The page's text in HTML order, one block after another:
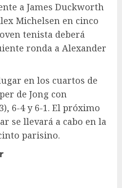
a James Duckworth
Michelsen en cinco
tenista deberá
ronda a Alexander
en los cuartos de
de Jong con
6-4 y 6-1. El próximo
se llevará a cabo en la
parisino.